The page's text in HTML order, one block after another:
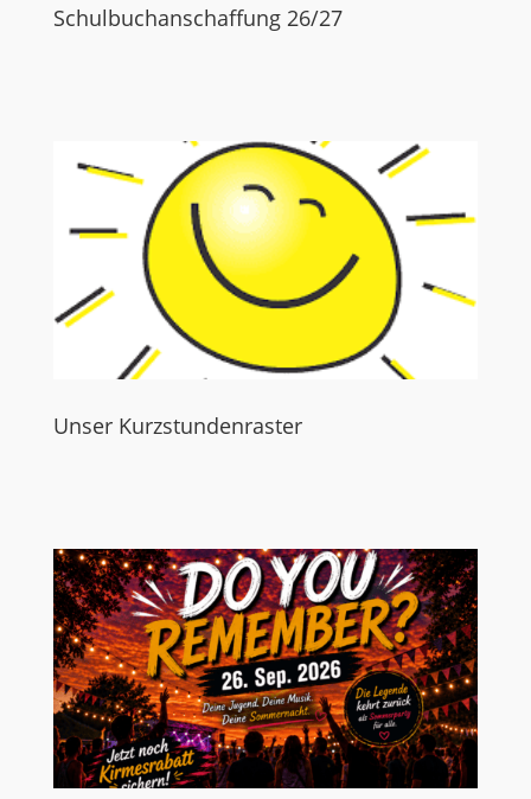
Schulbuchanschaffung 26/27
Unser Kurzstundenraster